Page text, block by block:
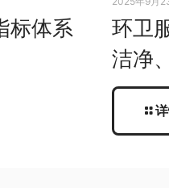
标体系
环卫
洁净